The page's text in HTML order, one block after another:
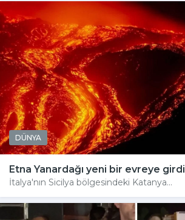
DÜNYA
Etna Yanardağı yeni bir evreye girdi
İtalya'nın Sicilya bölgesindeki Katanya...